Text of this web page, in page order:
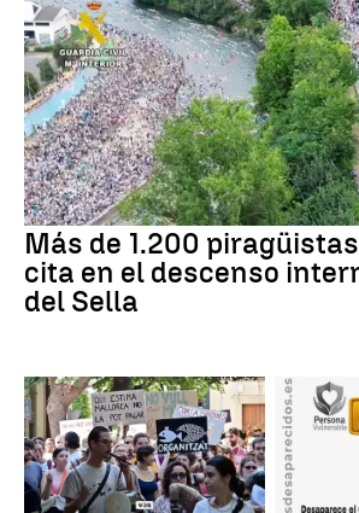
Más de 1.200
cita en el descenso
del Sella